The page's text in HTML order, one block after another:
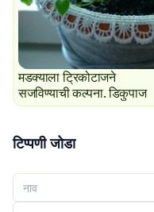
मडक्याला ट्रिकोटाजने
सजविण्याची कल्पना. डिकुपाज
टिप्पणी जोडा
तुमचे नाव